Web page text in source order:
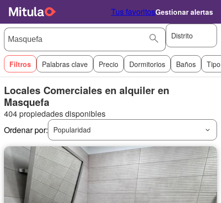
Tus favoritosGestionar alertas
Distrito
Filtros Palabras clave Precio Dormitorios Baños
Locales Comerciales en alquiler en
Masquefa
404 propiedades disponibles
Ordenar por:
Popularidad